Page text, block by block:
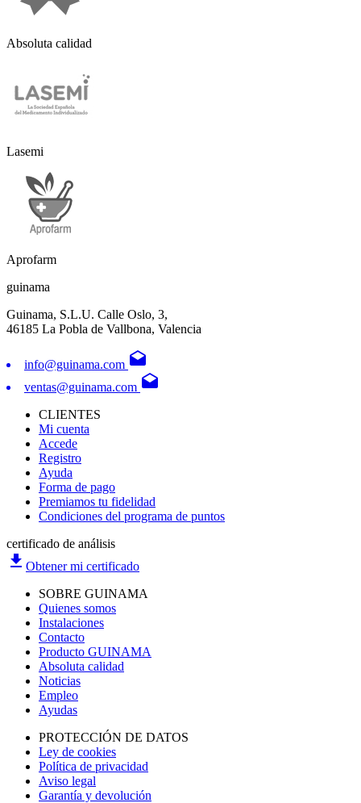
Absoluta calidad
Lasemi
Aprofarm
guinama
Guinama, S.L.U. Calle Oslo, 3,
46185 La Pobla de Vallbona, Valencia
info@guinama.com drafts
ventas@guinama.com drafts
CLIENTES
Mi cuenta
Accede
Registro
Ayuda
Forma de pago
Premiamos tu fidelidad
Condiciones del programa de puntos
certificado de análisis
file_download Obtener mi certificado
SOBRE GUINAMA
Quienes somos
Instalaciones
Contacto
Producto GUINAMA
Absoluta calidad
Noticias
Empleo
Ayudas
PROTECCIÓN DE DATOS
Ley de cookies
Política de privacidad
Aviso legal
Garantía y devolución